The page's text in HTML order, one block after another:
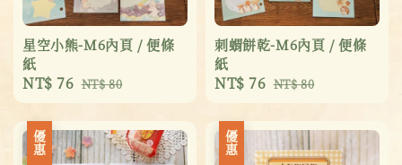
星空小熊-M6內頁 / 便條
紙
Sale
price
NT$ 76 Regular
NT$ 80
刺蝟餅乾-M6內頁 / 便條
紙
Sale
NT$ 76 Regular
NT$ 80
優惠 優惠